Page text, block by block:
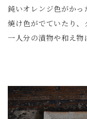
鈍いオレンジ色がかっ
焼け色がでていたり、
一人分の漬物や和え物